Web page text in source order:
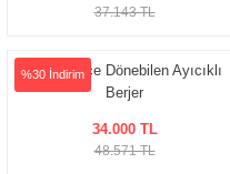
37.143 TL
%30 İndirim
360 Derece Dönebilen Ayıcıklı
Berjer
34.000 TL
48.571 TL